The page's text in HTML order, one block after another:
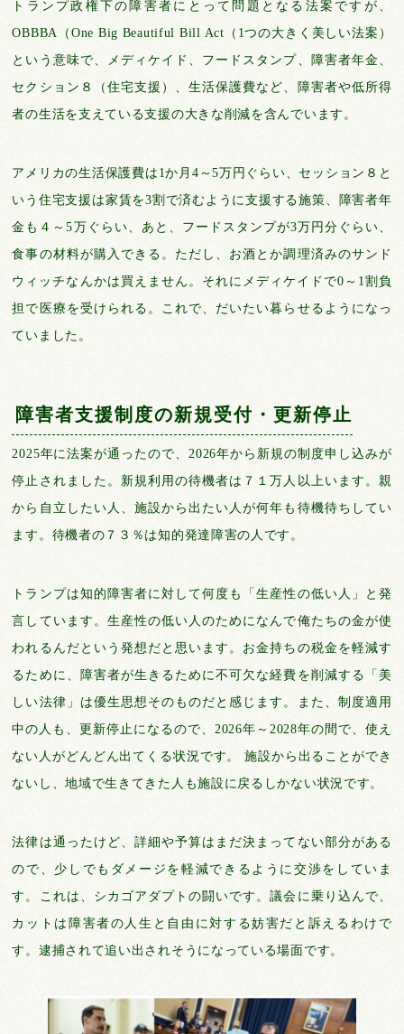
トランプ政権下の障害者にとって問題となる法案ですが、
OBBBA（One Big Beautiful Bill Act（1つの大きく美しい法案）
という意味で、メディケイド、フードスタンプ、障害者年金、
セクション８（住宅支援）、生活保護費など、障害者や低所得
者の生活を支えている支援の大きな削減を含んでいます。
アメリカの生活保護費は1か月4～5万円ぐらい、セッション８と
いう住宅支援は家賃を3割で済むように支援する施策、障害者年
金も４～5万ぐらい、あと、フードスタンプが3万円分ぐらい、
食事の材料が購入できる。ただし、お酒とか調理済みのサンド
ウィッチなんかは買えません。それにメディケイドで0～1割負
担で医療を受けられる。これで、だいたい暮らせるようになっ
ていました。
障害者支援制度の新規受付・更新停止
2025年に法案が通ったので、2026年から新規の制度申し込みが
停止されました。新規利用の待機者は７１万人以上います。親
から自立したい人、施設から出たい人が何年も待機待ちしてい
ます。待機者の７３％は知的発達障害の人です。
トランプは知的障害者に対して何度も「生産性の低い人」と発
言しています。生産性の低い人のためになんで俺たちの金が使
われるんだという発想だと思います。お金持ちの税金を軽減す
るために、障害者が生きるために不可欠な経費を削減する「美
しい法律」は優生思想そのものだと感じます。また、制度適用
中の人も、更新停止になるので、2026年～2028年の間で、使え
ない人がどんどん出てくる状況です。 施設から出ることができ
ないし、地域で生きてきた人も施設に戻るしかない状況です。
法律は通ったけど、詳細や予算はまだ決まってない部分がある
ので、少しでもダメージを軽減できるように交渉をしていま
す。これは、シカゴアダプトの闘いです。議会に乗り込んで、
カットは障害者の人生と自由に対する妨害だと訴えるわけで
す。逮捕されて追い出されそうになっている場面です。